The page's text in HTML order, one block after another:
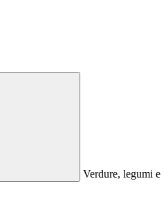
Verdure, legumi e